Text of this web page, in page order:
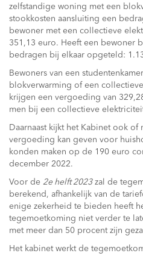
zelfstandige woning met een
stookkosten aansluiting een
bewoner met een collectieve
351,13 euro. Heeft een bewoner
bedragen bij elkaar opgeteld:
Bewoners van een
blokverwarming of een
krijgen een vergoeding van
men bij een collectieve
Daarnaast kijkt het Kabinet ook of
vergoeding kan geven voor
konden maken op de 190 euro
december 2022.
Voor de 2e helft 2023zal de
berekend, afhankelijk van de
enige zekerheid te bieden heeft
tegemoetkoming niet verder te
met meer dan 50 procent zijn
Het kabinet werkt de